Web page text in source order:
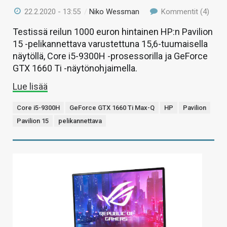
22.2.2020 - 13:55 / Niko Wessman Kommentit (4)
Testissä reilun 1000 euron hintainen HP:n Pavilion
15 -pelikannettava varustettuna 15,6-tuumaisella
näytöllä, Core i5-9300H -prosessorilla ja GeForce
GTX 1660 Ti -näytönohjaimella.
Lue lisää
Core i5-9300H GeForce GTX 1660 Ti Max-Q HP
Pavilion
Pavilion 15
pelikannettava